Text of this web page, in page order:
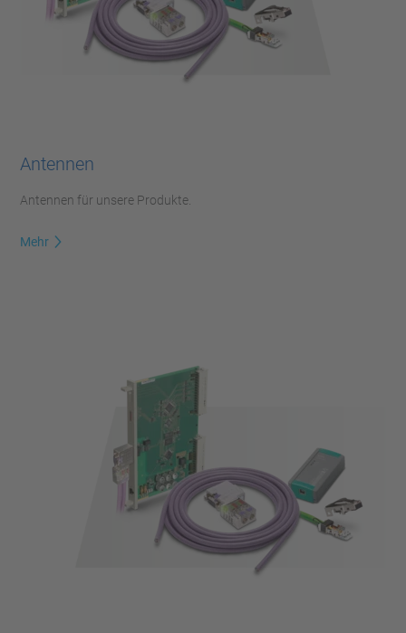
Antennen
Antennen für unsere Produkte.
Mehr